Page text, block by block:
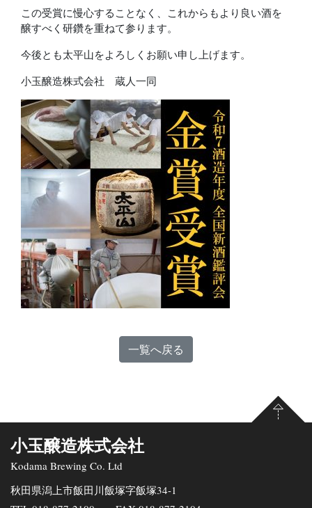
この受賞に慢心することなく、これからもより良い酒を
醸すべく研鑽を重ねて参ります。
今後とも太平山をよろしくお願い申し上げます。
小玉醸造株式会社 蔵人一同
一覧へ戻る
小玉醸造株式会社
Kodama Brewing Co. Ltd
秋田県潟上市飯田川飯塚字飯塚34-1